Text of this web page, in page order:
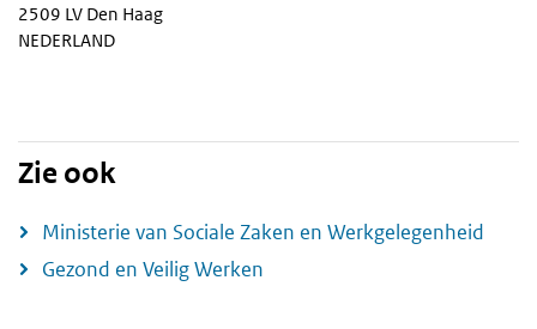
2509 LV Den Haag
NEDERLAND
Zie ook
Ministerie van Sociale Zaken en Werkgelegenheid
Gezond en Veilig Werken